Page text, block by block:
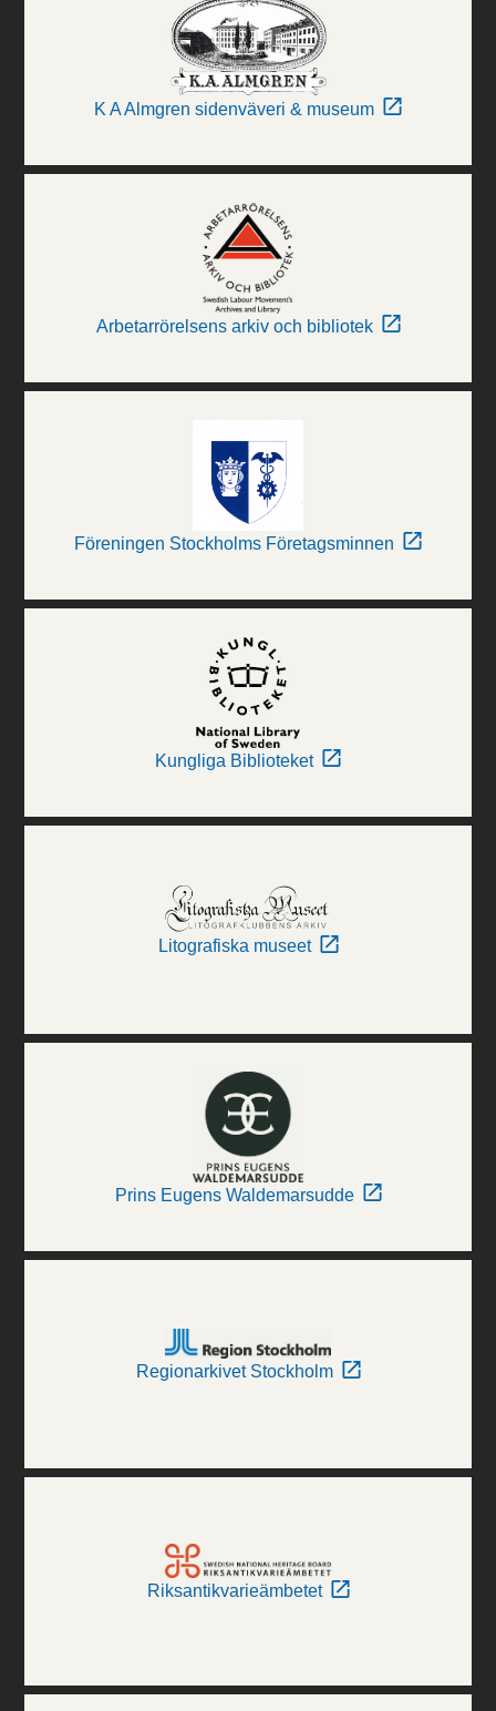
K A Almgren sidenväveri & museum
Arbetarrörelsens arkiv och bibliotek
Föreningen Stockholms Företagsminnen
Kungliga Biblioteket
Litografiska museet
Prins Eugens Waldemarsudde
Regionarkivet Stockholm
Riksantikvarieämbetet